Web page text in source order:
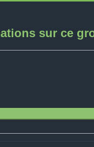
sur ce